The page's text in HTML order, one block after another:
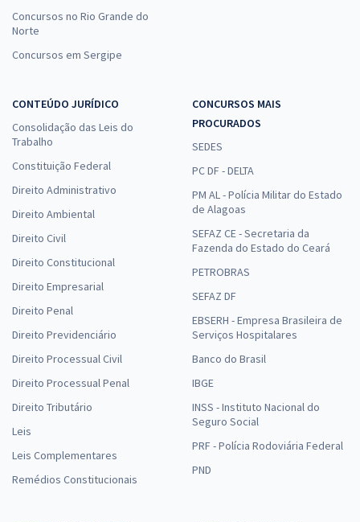
Concursos no Rio Grande do
Norte
Concursos em Sergipe
CONTEÚDO JURÍDICO
Consolidação das Leis do
Trabalho
Constituição Federal
Direito Administrativo
Direito Ambiental
Direito Civil
Direito Constitucional
Direito Empresarial
Direito Penal
Direito Previdenciário
Direito Processual Civil
Direito Processual Penal
Direito Tributário
Leis
Leis Complementares
Remédios Constitucionais
CONCURSOS MAIS
PROCURADOS
SEDES
PC DF - DELTA
PM AL - Polícia Militar do Estado
de Alagoas
SEFAZ CE - Secretaria da
Fazenda do Estado do Ceará
PETROBRAS
SEFAZ DF
EBSERH - Empresa Brasileira de
Serviços Hospitalares
Banco do Brasil
IBGE
INSS - Instituto Nacional do
Seguro Social
PRF - Polícia Rodoviária Federal
PND